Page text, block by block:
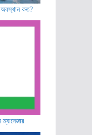
অবস্থান কত?